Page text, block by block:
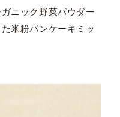
ニック野菜パウダー
米粉パンケーキミッ